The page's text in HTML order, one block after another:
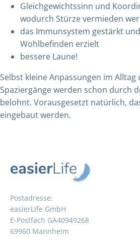
Gleichgewichtssinn und
wodurch Stürze vermieden
das Immunsystem gestärkt
Wohlbefinden erzielt
bessere Laune!
Selbst kleine Anpassungen im Alltag
Spaziergänge werden schon durch
belohnt. Vorausgesetzt natürlich,
eingebaut werden.
Postadresse:
easierLife GmbH
E-Postfach GA40949268
69960 Mannheim